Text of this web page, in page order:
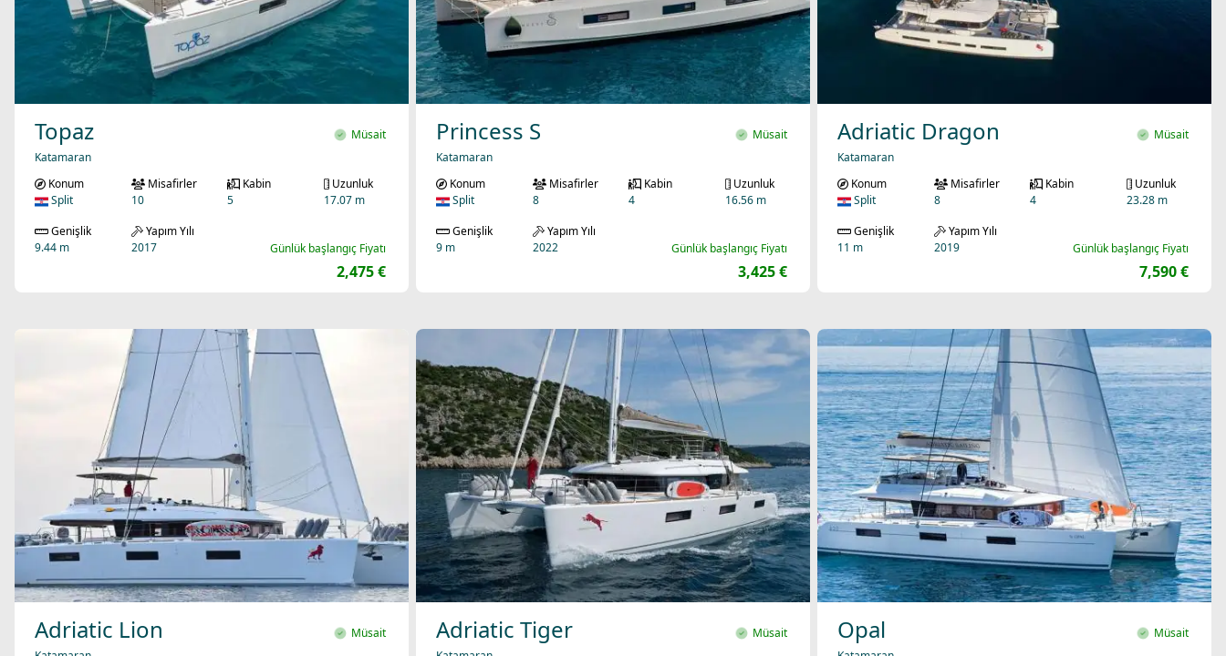
Topaz
Katamaran
Müsait
Günlük başlangıç Fiyatı
2,475 €
Konum
Split
Misafirler
10
Kabin
5
Uzunluk
17.07 m
Genişlik
9.44 m
Yapım Yılı
2017
Princess S
Katamaran
Müsait
Günlük başlangıç Fiyatı
3,425 €
Konum
Split
Misafirler
8
Kabin
4
Uzunluk
16.56 m
Genişlik
9 m
Yapım Yılı
2022
Adriatic Dragon
Katamaran
Müsait
Günlük başlangıç Fiyatı
7,590 €
Konum
Split
Misafirler
8
Kabin
4
Uzunluk
23.28 m
Genişlik
11 m
Yapım Yılı
2019
Adriatic Lion Müsait Adriatic Tiger Müsait Opal Müsait